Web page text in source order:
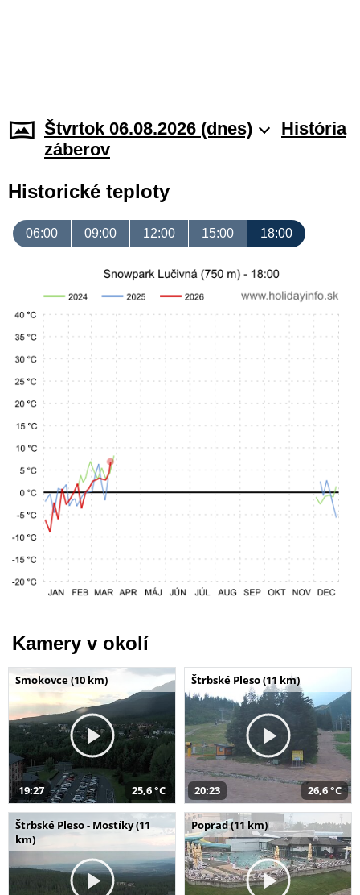
Štvrtok 06.08.2026 (dnes)
História
záberov
Historické teploty
06:00 09:00 12:00 15:00 18:00
Kamery v okolí
Smokovce (10 km)
19:27 25,6 °C
Štrbské Pleso (11 km)
20:23 26,6 °C
Štrbské Pleso - Mostíky (11
km)
Poprad (11 km)